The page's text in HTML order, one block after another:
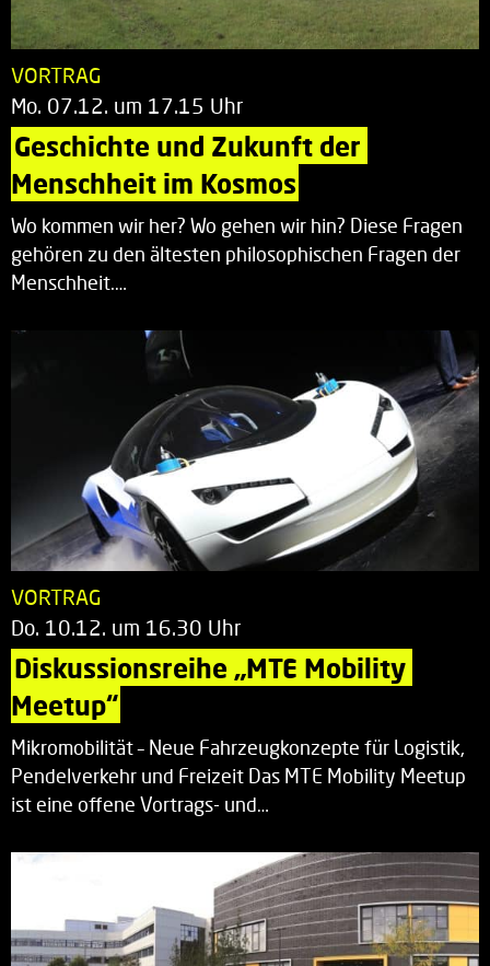
VORTRAG
Mo. 07.12. um 17.15 Uhr
Geschichte und Zukunft der
Menschheit im Kosmos
Wo kommen wir her? Wo gehen wir hin? Diese Fragen
gehören zu den ältesten philosophischen Fragen der
Menschheit.…
VORTRAG
Do. 10.12. um 16.30 Uhr
Diskussionsreihe „MTE Mobility
Meetup“
Mikromobilität – Neue Fahrzeugkonzepte für Logistik,
Pendelverkehr und Freizeit Das MTE Mobility Meetup
ist eine offene Vortrags- und…